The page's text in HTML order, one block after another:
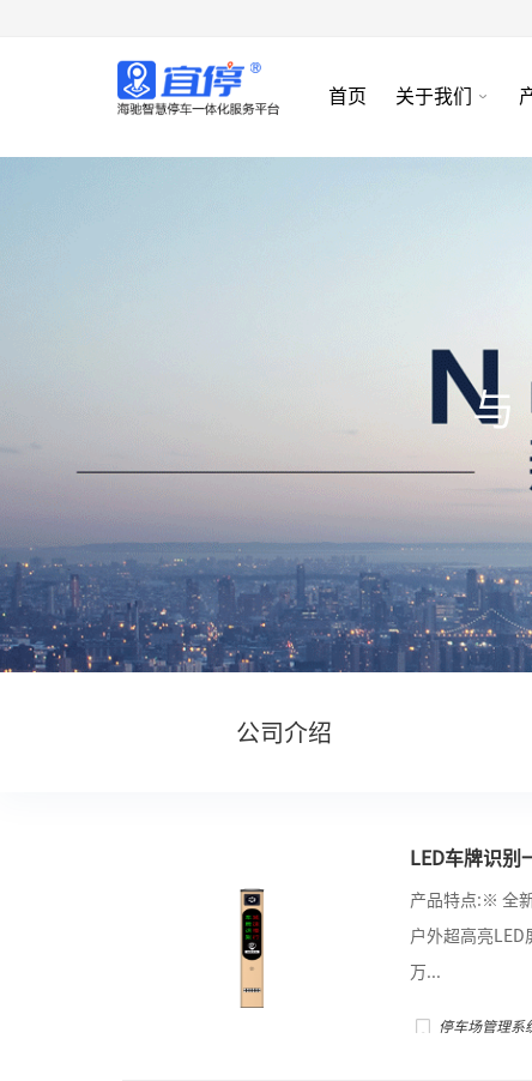
首页 关于我们
与
公司介绍
LED车牌识别
产品特点:※ 全
户外超高亮
万...
停车场管理系